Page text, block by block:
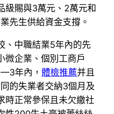
級賜與3萬元、2萬元和
先生供給資金支撐。
、中職結業5年內的先
微企業、個別工商戶
年內， 體檢推薦并且
的失業者交納3個月及
時正常參保且未欠繳社